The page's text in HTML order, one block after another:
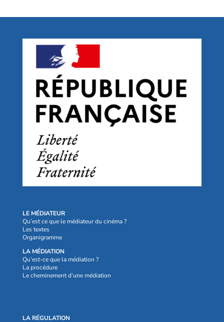
LE MÉDIATEUR
Qu’est ce que le médiateur du cinéma ?
Les textes
Organigramme
LA MÉDIATION
Qu’est-ce que la médiation ?
La procédure
Le cheminement d’une médiation
LA RÉGULATION